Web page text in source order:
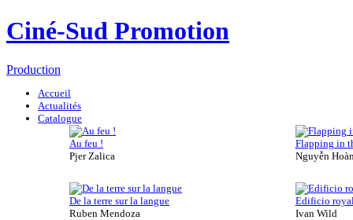
Ciné-Sud Promotion
Production
Accueil
Actualités
Catalogue
Au feu !
Pjer Zalica
Flapping in
Nguyễn
De la terre sur la langue
Ruben Mendoza
Edificio
Ivan Wild